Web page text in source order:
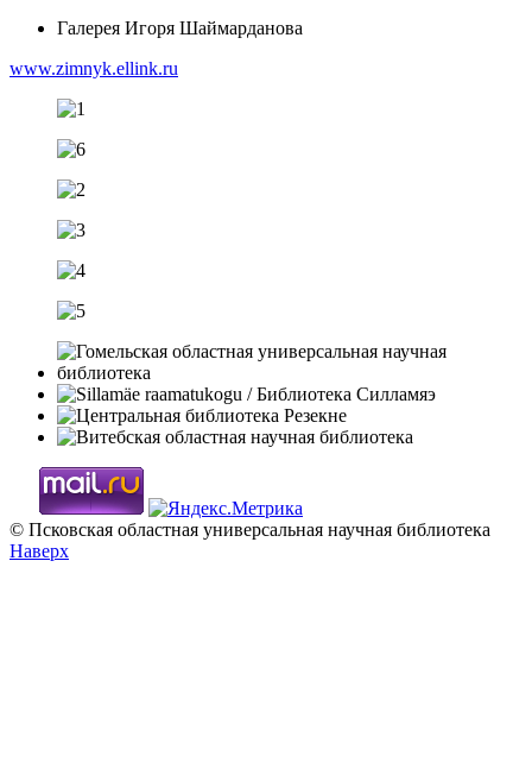
Галерея Игоря Шаймарданова
www.zimnyk.ellink.ru
© Псковская областная универсальная научная библиотека
Наверх